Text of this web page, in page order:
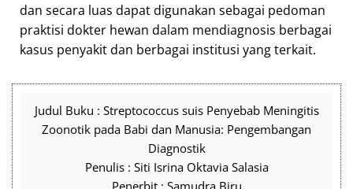
dan secara luas dapat digunakan sebagai pedoman
praktisi dokter hewan dalam mendiagnosis berbagai
kasus penyakit dan berbagai institusi yang terkait.
Judul Buku : Streptococcus suis Penyebab Meningitis
Zoonotik pada Babi dan Manusia: Pengembangan
Diagnostik
Penulis : Siti Isrina Oktavia Salasia
Penerbit : Samudra Biru